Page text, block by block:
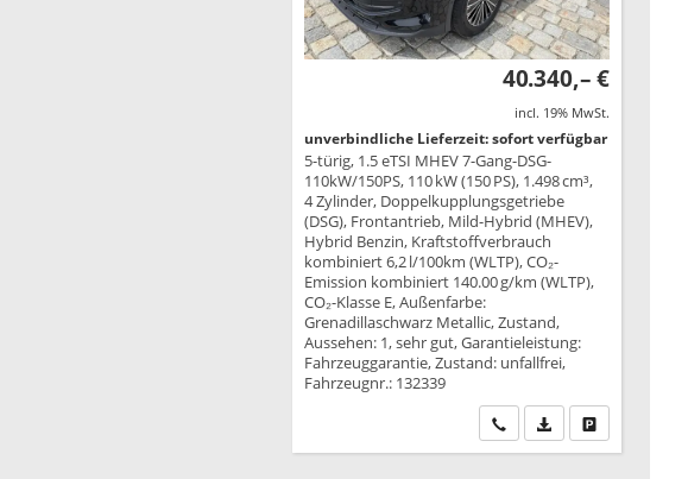
40.340,– €
incl. 19% MwSt.
unverbindliche Lieferzeit: sofort verfügbar
5-türig, 1.5 eTSI MHEV 7-Gang-DSG-
110kW/150PS, 110 kW (150 PS), 1.498 cm³,
4 Zylinder, Doppelkupplungsgetriebe
(DSG), Frontantrieb, Mild-Hybrid (MHEV),
Hybrid Benzin, Kraftstoffverbrauch
kombiniert 6,2 l/100km (WLTP), CO₂-
Emission kombiniert 140.00 g/km (WLTP),
CO₂-Klasse E, Außenfarbe:
Grenadillaschwarz Metallic, Zustand,
Aussehen: 1, sehr gut, Garantieleistung:
Fahrzeuggarantie, Zustand: unfallfrei,
Fahrzeugnr.: 132339
Wir rufen Sie an
PDF-Datei,Drucken,